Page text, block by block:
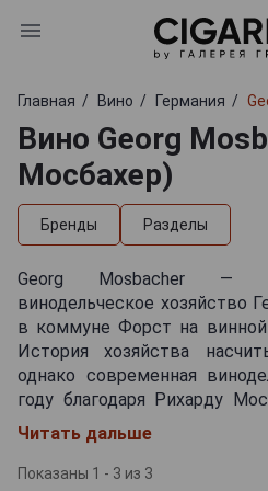
Главная Вино Германия
Вино Georg
Мосбахер)
Бренды Разделы
Georg Mosbacher —
винодельческое хозяйство
в коммуне Форст на винной
История хозяйства
однако современная
году благодаря Рихарду
честь своего отца Георга.
занимают примерно 20
участках, среди которых
Читать дальше
Показаны 1 - 3 из 3